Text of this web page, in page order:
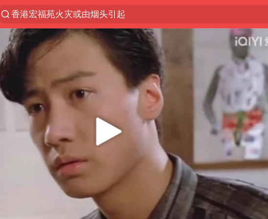
香港宏福苑火灾或由烟头引起
浙江台州《告全体市民书》
以媒：穆杰塔巴被紧急送医情况危急
多所高校取消艺考
泰国初中生饮弹自尽前开了26枪
22岁女生独闯南太行失联12天
用AI造出新病毒意味着什么
今年第二强台风将带来多大影响
张本智和：零封向鹏不意外
微信新功能：你可以“撤回”你的撤回
上半年国内居民出游人次34.63亿